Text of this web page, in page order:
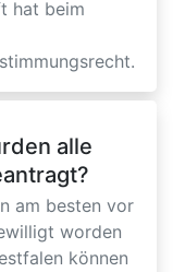
hat beim
alle
am besten vor
worden
können